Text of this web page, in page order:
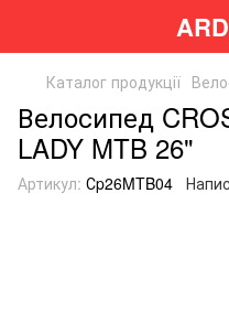
Каталог продукції
Велосипед
LADY MTB 26"
Артикул: Сp26MTB04